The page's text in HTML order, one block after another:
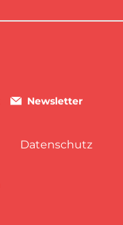
Newsletter
Datenschutz